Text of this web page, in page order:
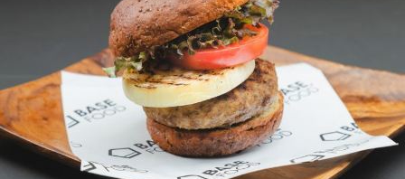
[12星座別] Monthly Love Holoscope
女神まり愛のタロットメッセージ
算命学がわかる今月のあなた
HEALTH
自分にやさしく
LEARN
知る、考える